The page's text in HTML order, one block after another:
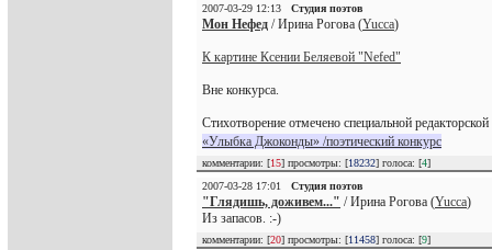
2007-03-29 12:13
Студия поэтов
Мон Нефед / Ирина Рогова (Yucca)
К картине Ксении Беляевой "Nefed"
Вне конкурса.
Стихотворение отмечено специальной
«Улыбка Джоконды» /поэтический конкурс
комментарии: [15] просмотры: [18232] голоса: [4]
2007-03-28 17:01
Студия поэтов
"Глядишь, доживем..." / Ирина Рогова (Yucca)
Из запасов. :-)
комментарии: [20] просмотры: [11458] голоса: [9]